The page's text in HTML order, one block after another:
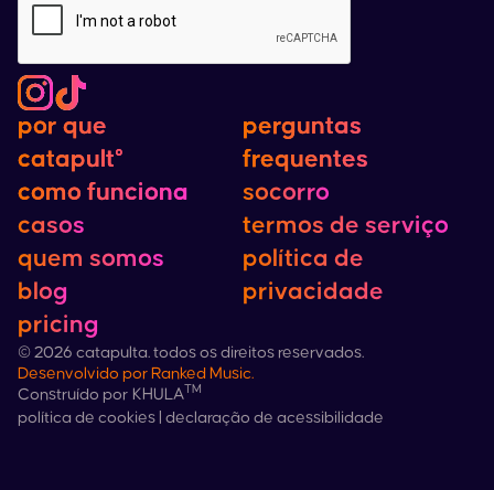
por que
catapult°
por que
catapult°
como funciona
como funciona
casos
quem somos
blog
pricing
perguntas
frequentes
perguntas
frequentes
socorro
termos de serviço
política de
privacidade
© 2026 catapulta. todos os direitos reservados.
Desenvolvido por Ranked Music.
Construído por KHULA™
política de cookies declaração de acessibilidade